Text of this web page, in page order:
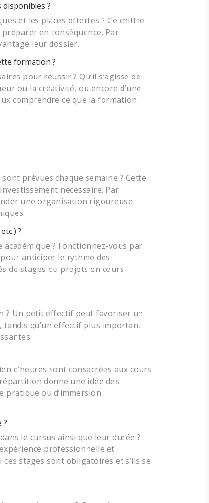
?
et les places offertes ? Ce chiffre
en conséquence. Par
leur dossier.
formation ?
pour réussir ? Qu’il s’agisse de
ou la créativité, ou encore d’une
comprendre ce que la formation
prévues chaque semaine ? Cette
nécessaire. Par
une organisation rigoureuse
?
? Fonctionnez-vous par
anticiper le rythme des
de stages ou projets en cours
? Un petit effectif peut favoriser un
tandis qu’un effectif plus important
d’heures sont consacrées aux cours
donne une idée des
pratique ou d’immersion
?
le cursus ainsi que leur durée ?
professionnelle et
stages sont obligatoires et s’ils se